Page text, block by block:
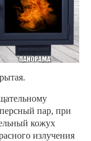
пар, при
кожух
излучения